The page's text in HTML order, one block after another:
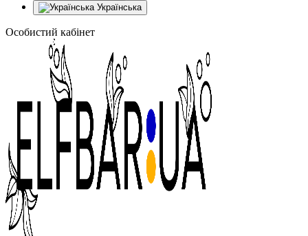
Українська
Особистий кабінет